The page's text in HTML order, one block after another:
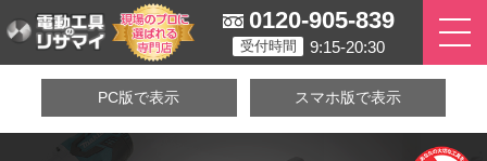
0120-905-839
受付時間 9:15-20:30
PC版で表示 スマホ版で表示